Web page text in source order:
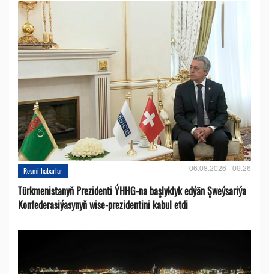
Resmi habarlar 06.08.2026 - 09:26
Türkmenistanyň Prezidenti ÝHHG-na başlyklyk edýän Şweýsariýa
Konfederasiýasynyň wise-prezidentini kabul etdi